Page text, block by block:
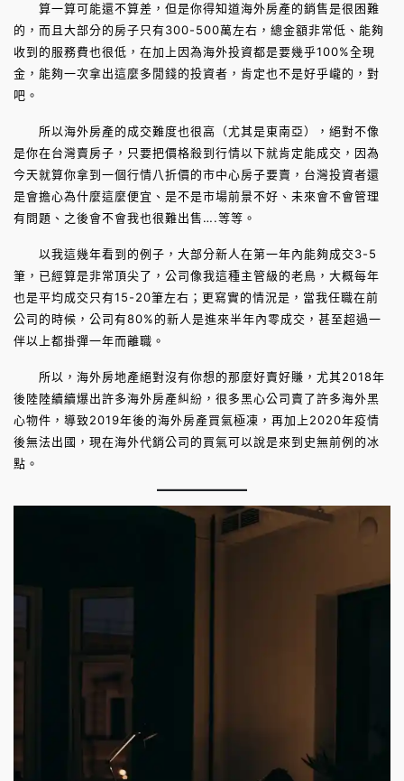
算一算可能還不算差，但是你得知道海外房產的銷售是很困難
的，而且大部分的房子只有300-500萬左右，總金額非常低、能夠
收到的服務費也很低，在加上因為海外投資都是要幾乎100%全現
金，能夠一次拿出這麼多閒錢的投資者，肯定也不是好乎巄的，對
吧。
所以海外房產的成交難度也很高（尤其是東南亞），絕對不像
是你在台灣賣房子，只要把價格殺到行情以下就肯定能成交，因為
今天就算你拿到一個行情八折價的市中心房子要賣，台灣投資者還
是會擔心為什麼這麼便宜、是不是市場前景不好、未來會不會管理
有問題、之後會不會我也很難出售….等等。
以我這幾年看到的例子，大部分新人在第一年內能夠成交3-5
筆，已經算是非常頂尖了，公司像我這種主管級的老鳥，大概每年
也是平均成交只有15-20筆左右；更寫實的情況是，當我任職在前
公司的時候，公司有80%的新人是進來半年內零成交，甚至超過一
伴以上都掛彈一年而離職。
所以，海外房地產絕對沒有你想的那麼好賣好賺，尤其2018年
後陸陸續續爆出許多海外房產糾紛，很多黑心公司賣了許多海外黑
心物件，導致2019年後的海外房產買氣極凍，再加上2020年疫情
後無法出國，現在海外代銷公司的買氣可以說是來到史無前例的冰
點。